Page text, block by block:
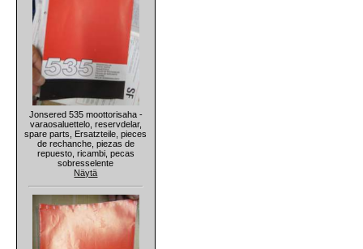
Jonsered 535 moottorisaha -
varaosaluettelo, reservdelar,
spare parts, Ersatzteile, pieces
de rechanche, piezas de
repuesto, ricambi, pecas
sobresselente
Näytä